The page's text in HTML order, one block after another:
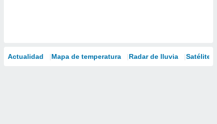
Actualidad Mapa de temperatura Radar de lluvia Satélites